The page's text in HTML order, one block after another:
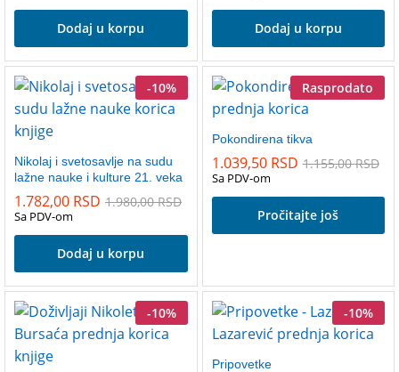
Dodaj u korpu Dodaj u korpu
-10%
Nikolaj i svetosavlje na sudu
lažne nauke i kulture 21. veka
1.782,00 RSD 1.980,00RSD
Sa PDV-om
Dodaj u korpu
Rasprodato
Pokondirena tikva
1.039,50 RSD 1.155,00RSD
Sa PDV-om
Pročitajte još
-10% -10%
Pripovetke